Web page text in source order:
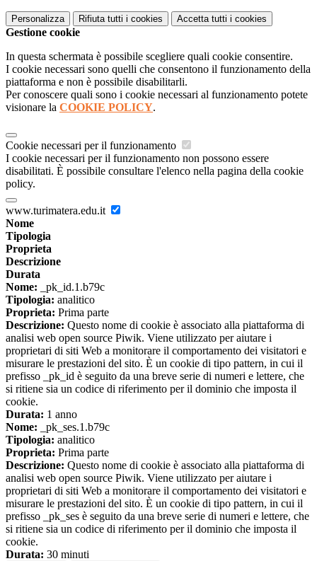
Personalizza Rifiuta tutti i cookies Accetta tutti i cookies
Gestione cookie
In questa schermata è possibile scegliere quali cookie consentire.
I cookie necessari sono quelli che consentono il funzionamento della
piattaforma e non è possibile disabilitarli.
Per conoscere quali sono i cookie necessari al funzionamento potete
visionare la COOKIE POLICY.
Cookie necessari per il funzionamento
I cookie necessari per il funzionamento non possono essere
disabilitati. È possibile consultare l'elenco nella pagina della cookie
policy.
www.turimatera.edu.it
Nome
Tipologia
Proprieta
Descrizione
Durata
Nome: _pk_id.1.b79c
Tipologia: analitico
Proprieta: Prima parte
Descrizione: Questo nome di cookie è associato alla piattaforma di
analisi web open source Piwik. Viene utilizzato per aiutare i
proprietari di siti Web a monitorare il comportamento dei visitatori e
misurare le prestazioni del sito. È un cookie di tipo pattern, in cui il
prefisso _pk_id è seguito da una breve serie di numeri e lettere, che
si ritiene sia un codice di riferimento per il dominio che imposta il
cookie.
Durata: 1 anno
Nome: _pk_ses.1.b79c
Tipologia: analitico
Proprieta: Prima parte
Descrizione: Questo nome di cookie è associato alla piattaforma di
analisi web open source Piwik. Viene utilizzato per aiutare i
proprietari di siti Web a monitorare il comportamento dei visitatori e
misurare le prestazioni del sito. È un cookie di tipo pattern, in cui il
prefisso _pk_ses è seguito da una breve serie di numeri e lettere, che
si ritiene sia un codice di riferimento per il dominio che imposta il
cookie.
Durata: 30 minuti